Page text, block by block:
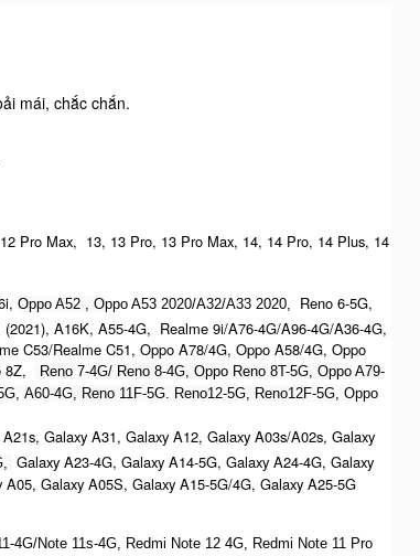
mái, chắc chắn.
Pro Max, 13, 13 Pro, 13 Pro Max, 14, 14 Pro, 14 Plus, 14
Oppo A52 , Oppo A53 2020/A32/A33 2020,
Reno 6-5G,
A16K, A55-4G, Realme 9i/A76-4G/A96-4G/A36-4G,
C53/Realme C51, Oppo A78/4G, Oppo A58/4G, Oppo
8Z,
Reno 7-4G/ Reno 8-4G, Oppo Reno 8T-5G, Oppo A79-
A60-4G, Reno 11F-5G. Reno12-5G, Reno12F-5G, Oppo
Galaxy A31, Galaxy A12, Galaxy A03s/A02s, Galaxy
Galaxy A23-4G, Galaxy A14-5G, Galaxy A24-4G, Galaxy
Galaxy A05S, Galaxy A15-5G/4G, Galaxy A25-5G
4G/Note 11s-4G, Redmi Note 12 4G, Redmi Note 11 Pro